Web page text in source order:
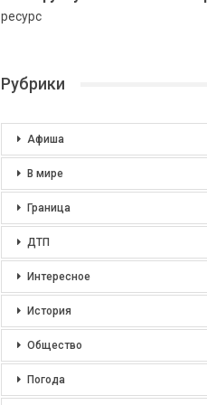
ресурс
Рубрики
Афиша
В мире
Граница
ДТП
Интересное
История
Общество
Погода